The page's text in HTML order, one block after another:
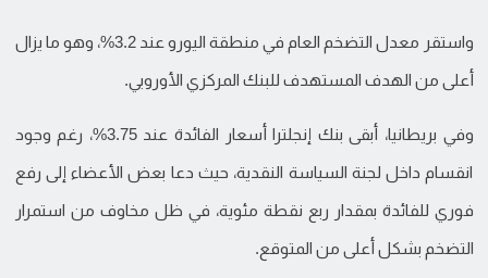
واستقر معدل التضخم العام في منطقة اليورو عند 3.2%، وهو ما يزال
أعلى من الهدف المستهدف للبنك المركزي الأوروبي.
وفي بريطانيا، أبقى بنك إنجلترا أسعار الفائدة عند 3.75%، رغم وجود
انقسام داخل لجنة السياسة النقدية، حيث دعا بعض الأعضاء إلى رفع
فوري للفائدة بمقدار ربع نقطة مئوية، في ظل مخاوف من استمرار
التضخم بشكل أعلى من المتوقع.